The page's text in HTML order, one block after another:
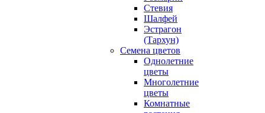
Стевия
Шалфей
Эстрагон
(Тархун)
Семена цветов
Однолетние
цветы
Многолетние
цветы
Комнатные